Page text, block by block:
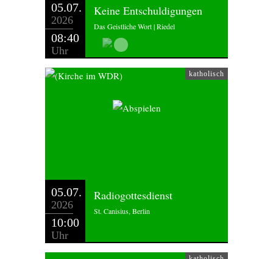
05.07.
2026
08:40
Uhr
Keine Entschuldigungen
Das Geistliche Wort | Riedel
katholisch
05.07.
2026
10:00
Uhr
Radiogottesdienst
St. Canisius, Berlin